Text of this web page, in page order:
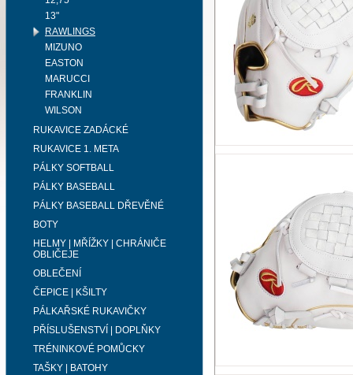
13"
RAWLINGS
MIZUNO
EASTON
MARUCCI
FRANKLIN
WILSON
RUKAVICE ZADÁCKÉ
RUKAVICE 1. META
PÁLKY SOFTBALL
PÁLKY BASEBALL
PÁLKY BASEBALL DŘEVĚNÉ
BOTY
HELMY | MŘÍŽKY | CHRÁNIČE
OBLIČEJE
OBLEČENÍ
ČEPICE | KŠILTY
PÁLKAŘSKÉ RUKAVIČKY
PŘÍSLUŠENSTVÍ | DOPLŇKY
TRÉNINKOVÉ POMŮCKY
TAŠKY | BATOHY